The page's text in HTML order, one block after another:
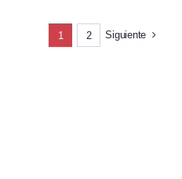
1 2 Siguiente